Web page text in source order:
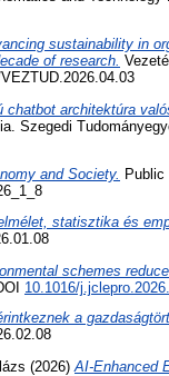
sustainability in
of research.
chatbot architektúra
Szegedi
and Society.
statisztika és
schemes
10.1016/
a
(2026)AI-Enhanced